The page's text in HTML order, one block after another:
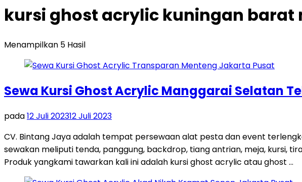
kursi ghost acrylic kuningan
Menampilkan 5 Hasil
Sewa Kursi Ghost Acrylic Manggarai Selatan
pada12 Juli 202312 Juli 2023
CV. Bintang Jaya adalah tempat persewaan alat pesta dan event
sewakan meliputi tenda, panggung, backdrop, tiang antrian, meja, kursi,
Produk yangkami tawarkan kali ini adalah kursi ghost acrylic atau ghost …